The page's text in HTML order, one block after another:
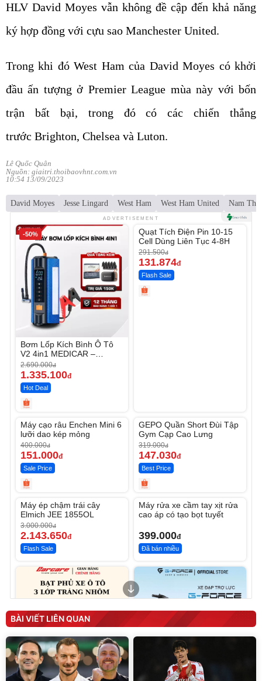
HLV David Moyes vẫn không đề cập đến khả năng
ký hợp đồng với cựu sao Manchester United.
Trong khi đó West Ham của David Moyes có khởi
đầu ấn tượng ở Premier League mùa này với bốn
trận bất bại, trong đó có các chiến thắng
trước Brighton, Chelsea và Luton.
Lê Quốc Quân
Nguồn: giaitri.thoibaovhnt.com.vn
10:54 13/09/2023
David Moyes Jesse Lingard West Ham West Ham United Nam
ADVERTISEMENT
-50%
Bơm Lốp Kích Bình Ô Tô
V2 4in1 MEDICAR –
12.000mAh
2.690.000đ
1.335.100đ
Hot Deal
-54%
Unmute
Quạt Tích Điện Pin 10-15
Cell Dùng Liên Tục 4-8H
291.500đ
131.874đ
Flash Sale
-62%
Máy cạo râu Enchen Mini 6
lưỡi dao kép mỏng
400.000đ
151.000đ
Sale Price
-53%
GEPO Quần Short Đùi Tập
Gym Cạp Cao Lưng
319.000đ
147.030đ
Best Price
-28%
Máy ép chậm trái cây
Elmich JEE 1855OL
3.000.000đ
2.143.650đ
Flash Sale
Máy rửa xe cầm tay xịt rửa
cao áp có tạo bọt tuyết
399.000đ
Đã bán nhiều
BÀI VIẾT LIÊN QUAN